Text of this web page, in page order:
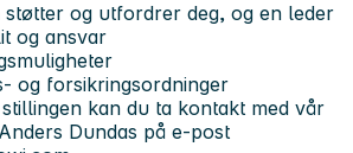
støtter og utfordrer deg, og en leder
og ansvar
og forsikringsordninger
kan du ta kontakt med vår
Dundas på e-post